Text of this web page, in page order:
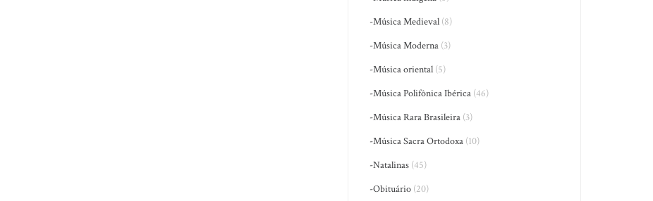
-Música Medieval (8)
-Música Moderna (3)
-Música oriental (5)
-Música Polifônica Ibérica (46)
-Música Rara Brasileira (3)
-Música Sacra Ortodoxa (10)
-Natalinas (45)
-Obituário (20)